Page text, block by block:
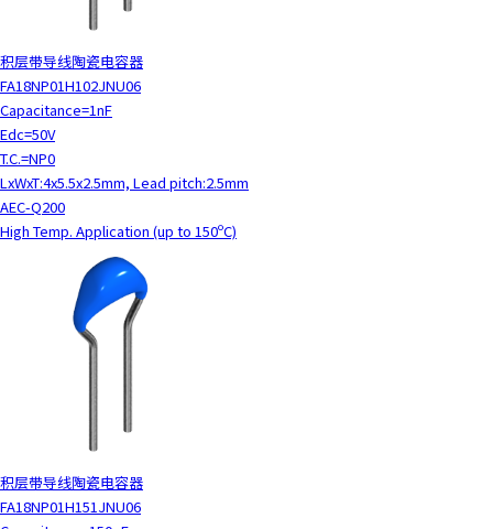
积层带导线陶瓷电容器
FA18NP01H102JNU06
Capacitance=1nF
Edc=50V
T.C.=NP0
LxWxT:4x5.5x2.5mm, Lead pitch:2.5mm
AEC-Q200
High Temp. Application (up to 150ºC)
积层带导线陶瓷电容器
FA18NP01H151JNU06